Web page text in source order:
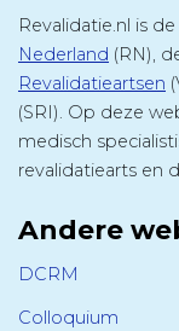
Revalidatie.nl is
Nederland (RN),
Revalidatieartsen
(SRI). Op deze
medisch
revalidatiearts en
Andere
DCRM
Colloquium